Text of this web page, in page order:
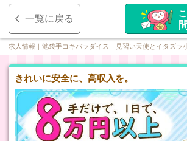
一覧に戻る
求人情報｜池袋手コキパラダイス 見習い天使とイタズラ
きれいに安全に、高収入を。